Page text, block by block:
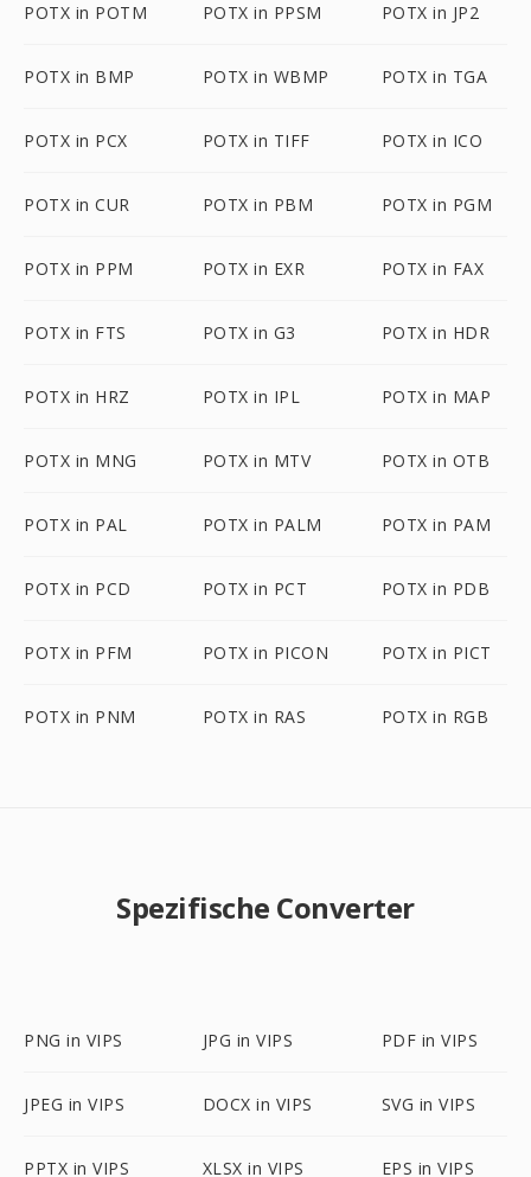
POTX in POTM POTX in PPSM POTX in JP2
POTX in BMP POTX in WBMP POTX in TGA
POTX in PCX POTX in TIFF POTX in ICO
POTX in CUR POTX in PBM POTX in PGM
POTX in PPM POTX in EXR POTX in FAX
POTX in FTS POTX in G3 POTX in HDR
POTX in HRZ POTX in IPL POTX in MAP
POTX in MNG POTX in MTV POTX in OTB
POTX in PAL POTX in PALM POTX in PAM
POTX in PCD POTX in PCT POTX in PDB
POTX in PFM POTX in PICON POTX in PICT
POTX in PNM POTX in RAS POTX in RGB
Spezifische Converter
PNG in VIPS JPG in VIPS PDF in VIPS
JPEG in VIPS DOCX in VIPS SVG in VIPS
PPTX in VIPS XLSX in VIPS EPS in VIPS